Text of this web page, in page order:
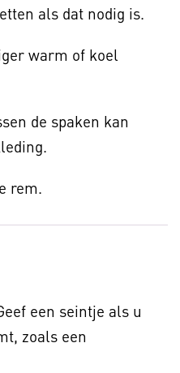
als dat nodig is.
warm of koel
de spaken kan
rem.
een seintje als u
zoals een